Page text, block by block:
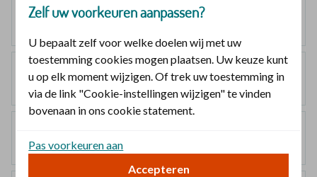
Basisverzekering
Smallpolis
geen vergoeding
maximaal € 100
per 3 kalenderjaren
Zelf uw voorkeuren aanpassen?
U bepaalt zelf voor welke doelen wij met uw
toestemming cookies mogen plaatsen. Uw keuze kunt
u op elk moment wijzigen. Of trek uw toestemming in
via de link "Cookie-instellingen wijzigen" te vinden
bovenaan in ons cookie statement.
Pas voorkeuren aan
Accepteren